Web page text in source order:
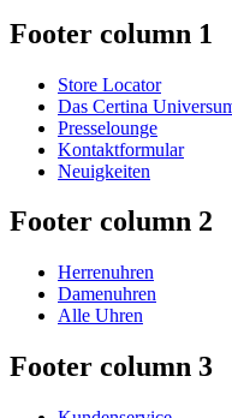
Footer column 1
Store Locator
Das Certina
Presselounge
Kontaktformular
Neuigkeiten
Footer column 2
Herrenuhren
Damenuhren
Alle Uhren
Footer column 3